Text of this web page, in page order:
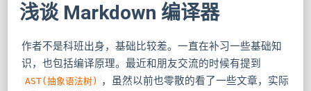
浅谈 Markdown 编译器
作者不是科班出身，基础比较差。一直在补习一些基础知
识，也包括编译原理。最近和朋友交流的时候有提到
AST(抽象语法树)
，虽然以前也零散的看了一些文章，实际